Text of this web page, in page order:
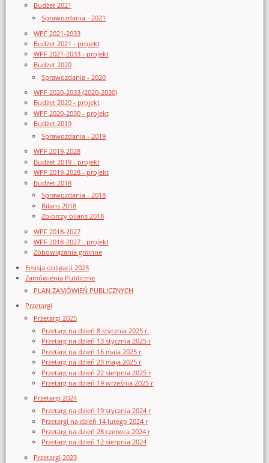
Budżet 2021
Sprawozdania - 2021
WPF 2021-2033
Budżet 2021 - projekt
WPF 2021-2033 - projekt
Budżet 2020
Sprawozdania - 2020
WPF 2020-2033 (2020-2030)
Budżet 2020 - projekt
WPF 2020-2030 - projekt
Budżet 2019
Sprawozdania - 2019
WPF 2019-2028
Budżet 2019 - projekt
WPF 2019-2028 - projekt
Budżet 2018
Sprawozdania - 2018
Bilans 2018
Zbiorczy bilans 2018
WPF 2018-2027
WPF 2018-2027 - projekt
Zobowiązania gminne
Emisja obligacji 2023
Zamówienia Publiczne
PLAN ZAMÓWIEŃ PUBLICZNYCH
Przetargi
Przetargi 2025
Przetarg na dzień 8 stycznia 2025 r.
Przetarg na dzień 13 stycznia 2025 r
Przetarg na dzień 16 maja 2025 r
Przetarg na dzień 23 maja 2025 r
Przetarg na dzień 22 sierpnia 2025 r
Przetarg na dzień 19 września 2025 r
Przetargi 2024
Przetarg na dzień 19 stycznia 2024 r
Przetargi na dzień 14 lutego 2024 r
Przetarg na dzień 28 czerwca 2024 r
Przetarg na dzień 12 sierpnia 2024
Przetargi 2023